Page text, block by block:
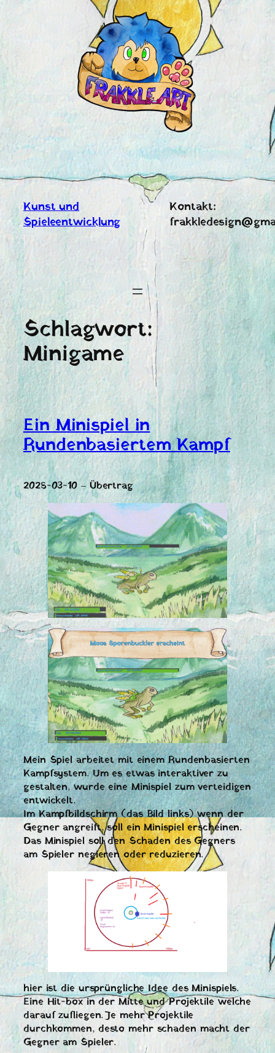
Kunst und
Spieleentwicklung
Kontakt:
Schlagwort:
Minigame
Ein Minispiel in
Rundenbasiertem Kampf
2025-03-10 – Übertrag
Mein Spiel arbeitet mit einem Rundenbasierten
Kampfsystem. Um es etwas interaktiver zu
gestalten, wurde eine Minispiel zum verteidigen
entwickelt.
Im Kampfbildschirm (das Bild links) wenn der
Gegner angreift, soll ein Minispiel erscheinen.
Das Minispiel soll den Schaden des Gegners
am Spieler negieren oder reduzieren.
hier ist die ursprüngliche Idee des Minispiels.
Eine Hit-box in der Mitte und Projektile welche
darauf zufliegen. Je mehr Projektile
durchkommen, desto mehr schaden macht der
Gegner am Spieler.